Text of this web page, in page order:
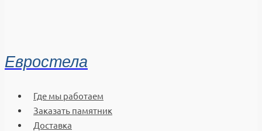
Евростела
Где мы работаем
Заказать памятник
Доставка